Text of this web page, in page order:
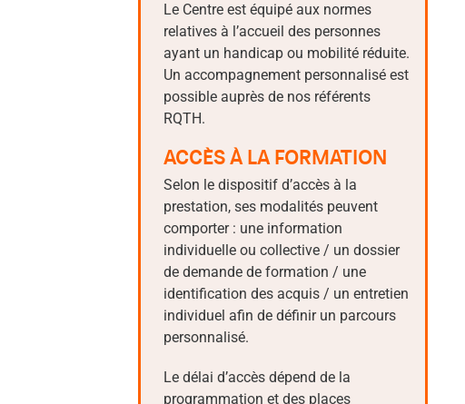
Le Centre est équipé aux normes
relatives à l’accueil des personnes
ayant un handicap ou mobilité réduite.
Un accompagnement personnalisé est
possible auprès de nos référents
RQTH.
ACCÈS À LA FORMATION
Selon le dispositif d’accès à la
prestation, ses modalités peuvent
comporter : une information
individuelle ou collective / un dossier
de demande de formation / une
identification des acquis / un entretien
individuel afin de définir un parcours
personnalisé.
Le délai d’accès dépend de la
programmation et des places